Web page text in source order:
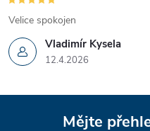
Vladimír Kysela
12.4.2026
Velice spokojen
Mějte